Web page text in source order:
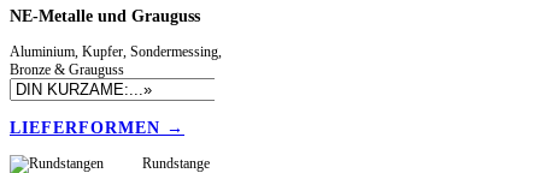
NE-Metalle und Grauguss
Aluminium, Kupfer, Sondermessing,
Bronze & Grauguss
LIEFERFORMEN →
Rundstange